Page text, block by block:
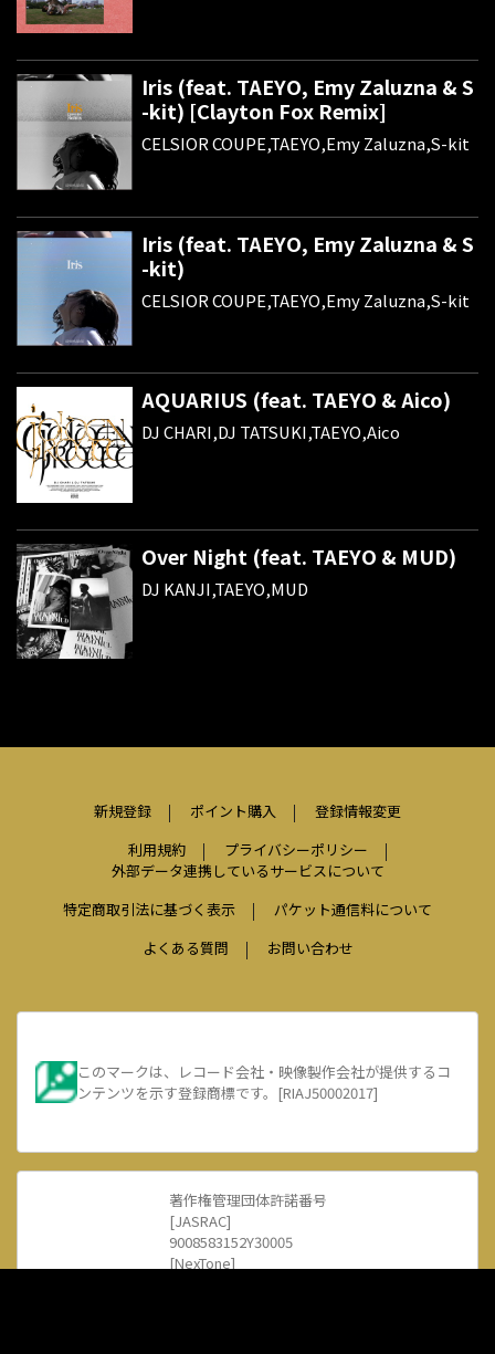
Iris (feat. TAEYO, Emy Zaluzna & S
-kit) [Clayton Fox Remix]
CELSIOR COUPE,TAEYO,Emy Zaluzna,S-kit
Iris (feat. TAEYO, Emy Zaluzna & S
-kit)
CELSIOR COUPE,TAEYO,Emy Zaluzna,S-kit
AQUARIUS (feat. TAEYO & Aico)
DJ CHARI,DJ TATSUKI,TAEYO,Aico
Over Night (feat. TAEYO & MUD)
DJ KANJI,TAEYO,MUD
新規登録 ポイント購入
登録情報変更
利用規約
プライバシーポリシー
外部データ連携しているサービスについて
特定商取引法に基づく表示
パケット通信料について
よくある質問
お問い合わせ
このマークは、レコード会社・映像製作会社が提供するコ
ンテンツを示す登録商標です。[RIAJ50002017]
著作権管理団体許諾番号
[JASRAC]
9008583152Y30005
[NexTone]